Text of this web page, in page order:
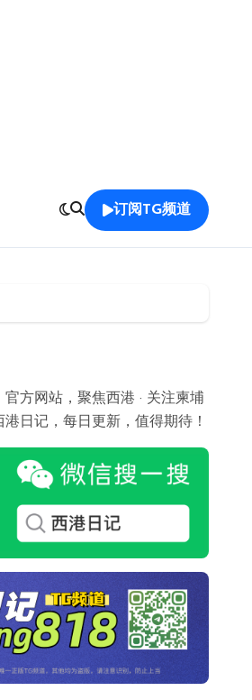
订阅TG频道
方网站，聚焦西港 · 关注柬埔
日记，每日更新，值得期待！